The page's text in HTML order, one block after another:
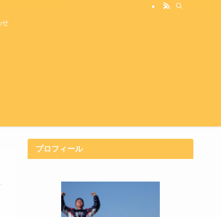
せ
プロフィール